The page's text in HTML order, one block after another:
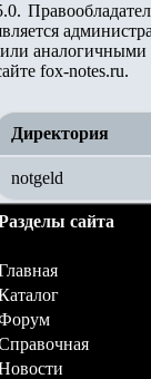
аналогичными
fox-notes.ru.
Директория
notgeld
сайта